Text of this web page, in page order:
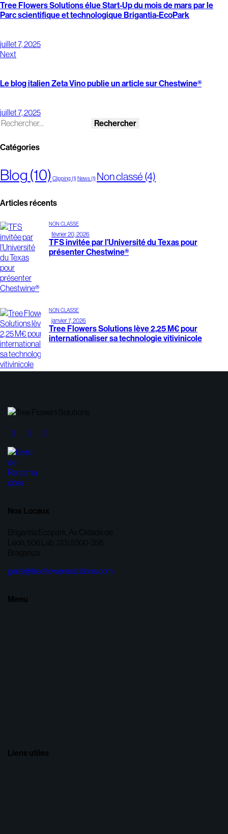
Tree Flowers Solutions élue Start-Up du mois de mars par le
Parc scientifique et technologique Brigantia-EcoPark
juillet 7, 2025
Next
Le blog italien Zeta Vino publie un article sur Chestwine®
juillet 7, 2025
Catégories
Blog(10) Clipping (1)News(1) Non classé(4)
Articles récents
NON CLASSÉ
février 20, 2026
TFS invitée par l’Université du Texas pour
présenter Chestwine®
NON CLASSÉ
janvier 7, 2026
Tree Flowers Solutions lève 2,25 M€ pour
internationaliser sa technologie vitivinicole
Nos Locaux
Brigantia Ecopark, Av. Cidade de
Leon, 506 Lab. 213 | 5300-358,
Bragança
geral@treeflowerssolutions.com
Menu
Liens utiles